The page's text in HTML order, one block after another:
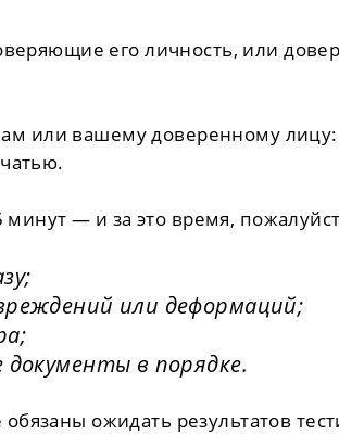
его личность, или
или вашему доверенному
минут — и за это время,
или деформаций;
в порядке.
ожидать результатов